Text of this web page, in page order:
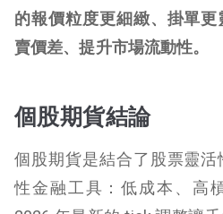
的報價粒度更細緻、掛單
賣價差、提升市場流動性。
個股期貨結論
個股期貨是結合了股票靈
性金融工具：低成本、高